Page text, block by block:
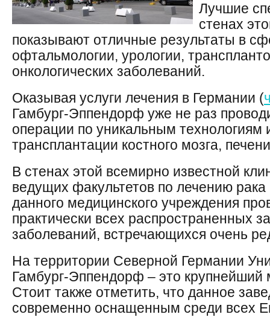
Лучшие
стенах
показывают отличные результаты в
офтальмологии, урологии,
онкологических заболеваний.
Оказывая услуги лечения в Германии (
Гамбург-Эппендорф уже не раз
операции по уникальным технологиям
трансплантации костного мозга,
В стенах этой всемирно известной
ведущих факультетов по лечению
данного медицинского учреждения
практически всех распространенных
заболеваний, встречающихся очень
На территории Северной Германии
Гамбург-Эппендорф – это крупнейший
Стоит также отметить, что данное
современно оснащенным среди всех